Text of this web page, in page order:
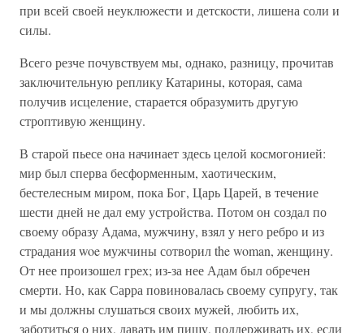
при всей своей неуклюжести и детскости, лишена соли и
силы.
Всего резче почувствуем мы, однако, разницу, прочитав
заключительную реплику Катарины, которая, сама
получив исцеление, старается образумить другую
строптивую женщину.
В старой пьесе она начинает здесь целой космогонией:
мир был сперва бесформенным, хаотическим,
бестелесным миром, пока Бог, Царь Царей, в течение
шести дней не дал ему устройства. Потом он создал по
своему образу Адама, мужчину, взял у него ребро и из
страдания woe мужчины сотворил the woman, женщину.
От нее произошел грех; из-за нее Адам был обречен
смерти. Но, как Сарра повиновалась своему супругу, так
и мы должны слушаться своих мужей, любить их,
заботиться о них, давать им пищу, поддерживать их, если